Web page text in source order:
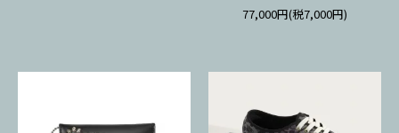
77,000円(税7,000円)